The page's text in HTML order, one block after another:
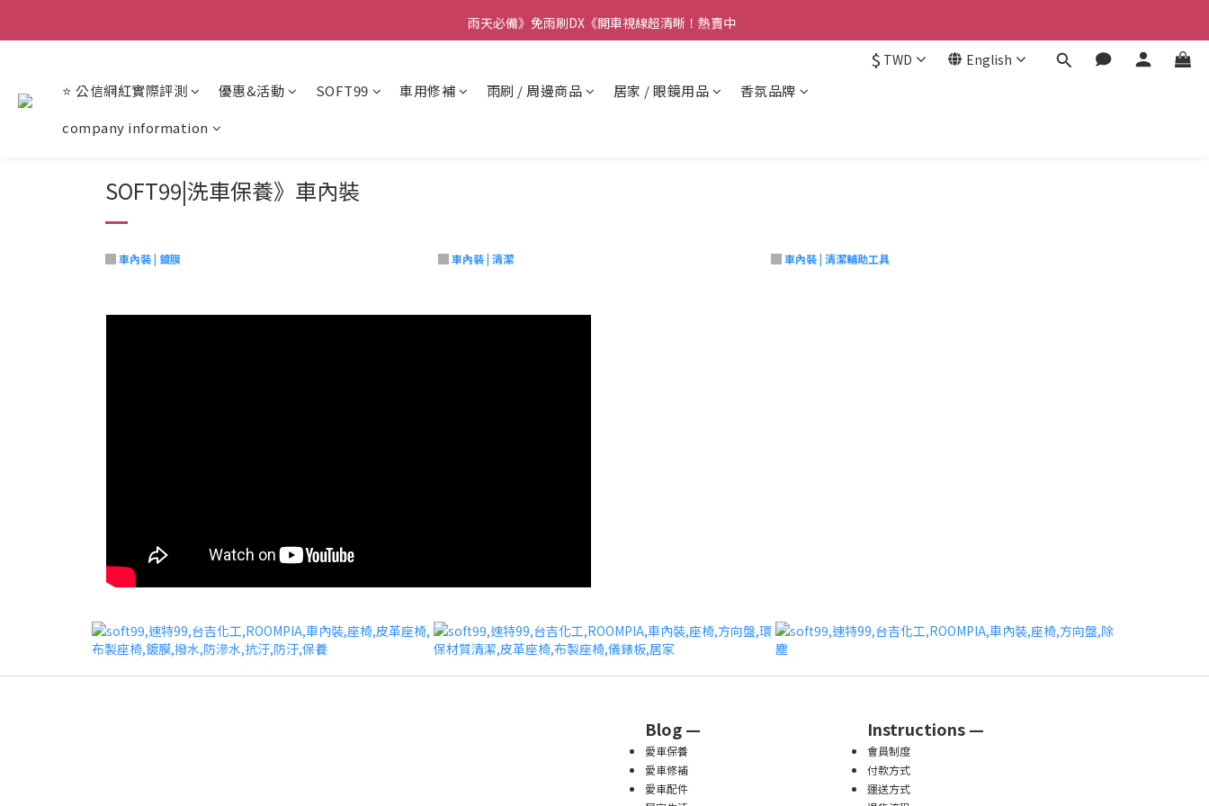
【重要】本公司不會在假日、非上班時段以電話連絡，若有疑慮請聯絡我們確認。
雨天必備》免雨刷DX《開車視線超清晰！熱賣中
$ TWD English
⭐ 公信網紅實際評測 優惠&活動 SOFT99 車用修補 雨刷 / 周邊商品 居家 / 眼鏡用品
香氛品牌
company information
SOFT99|洗車保養》車內裝
▓車內裝 | 鍍膜 ▓車內裝 | 清潔 ▓車內裝 | 清潔輔助工具
Blog — Instructions —
愛車保養
會員制度
愛車修補
付款方式
愛車配件
運送方式